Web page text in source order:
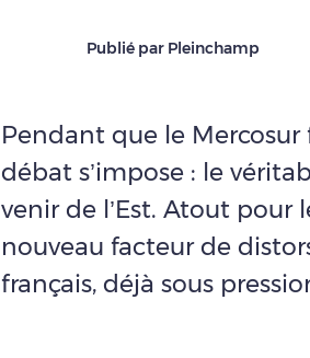
Publié par Pleinchamp
Pendant que le
débat s’impose : le
venir de l’Est. Atout pour
nouveau facteur de
français, déjà sous